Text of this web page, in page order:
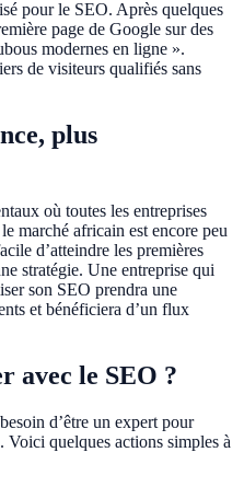
pour le SEO. Après quelques
page de Google sur des
modernes en ligne ».
de visiteurs qualifiés sans
plus
où toutes les entreprises
marché africain est encore peu
d’atteindre les premières
stratégie. Une entreprise qui
son SEO prendra une
et bénéficiera d’un flux
avec le SEO ?
d’être un expert pour
quelques actions simples à